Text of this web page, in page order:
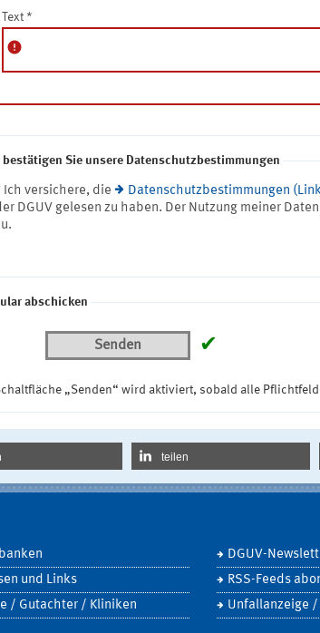
Text *
error
Sie unsere Datenschutzbestimmungen
Ich versichere, die
Datenschutzbestimmungen
DGUV gelesen zu haben. Der Nutzung meiner
abschicken
Senden ✔
„Senden“ wird aktiviert, sobald alle
teilen
und Links
/ Gutachter / Kliniken
DGUV-
RSS-Feeds
Unfallanzeige /